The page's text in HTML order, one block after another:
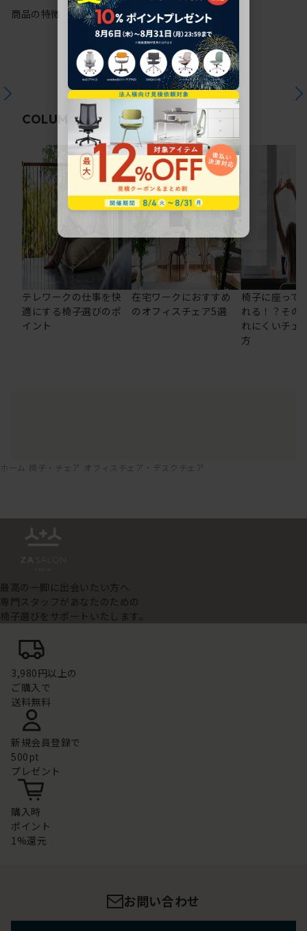
商品の特徴
COLUMN関連コラム
テレワークの仕事を快
適にする椅子選びのポ
イント
在宅ワークにおすすめ
のオフィスチェア5選
椅子に座って
れる！？その
れにくいチェ
方
ホーム 椅子・チェア オフィスチェア・デスクチェア
最高の一脚に出会いたい方へ
専門スタッフがあなたのための
椅子選びをサポートいたします。
3,980円以上の
ご購入で
送料無料
新規会員登録で
500pt
プレゼント
購入時
ポイント
1%還元
お問い合わせ